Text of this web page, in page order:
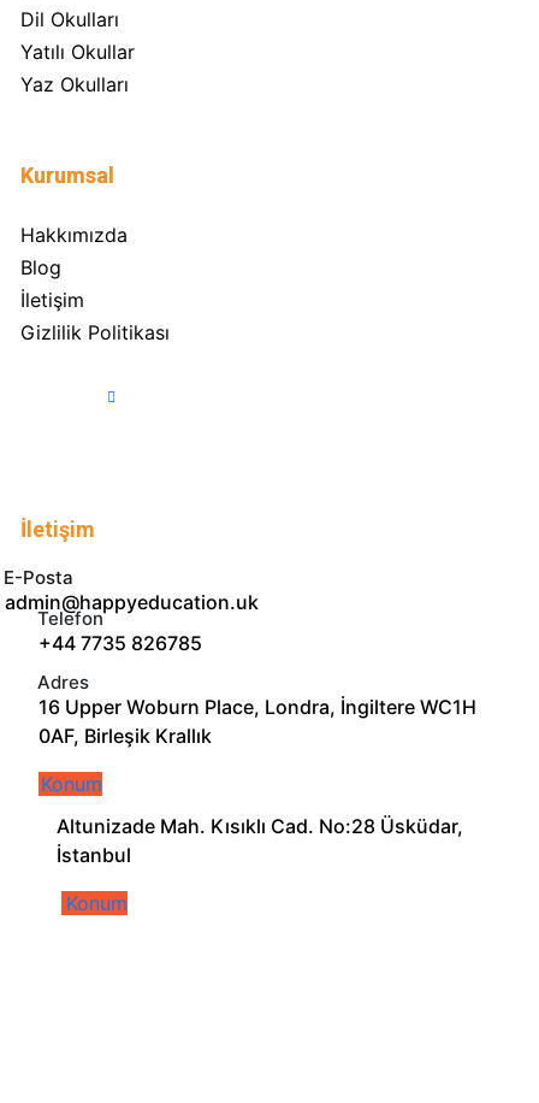
Dil Okulları
Yatılı Okullar
Yaz Okulları
Kurumsal
Hakkımızda
Blog
İletişim
Gizlilik Politikası
İletişim
E-Posta
admin@happyeducation.uk
Telefon
+44 7735 826785
Adres
16 Upper Woburn Place, Londra, İngiltere WC1H
0AF, Birleşik Krallık
Konum
Altunizade Mah. Kısıklı Cad. No:28 Üsküdar,
İstanbul
Konum